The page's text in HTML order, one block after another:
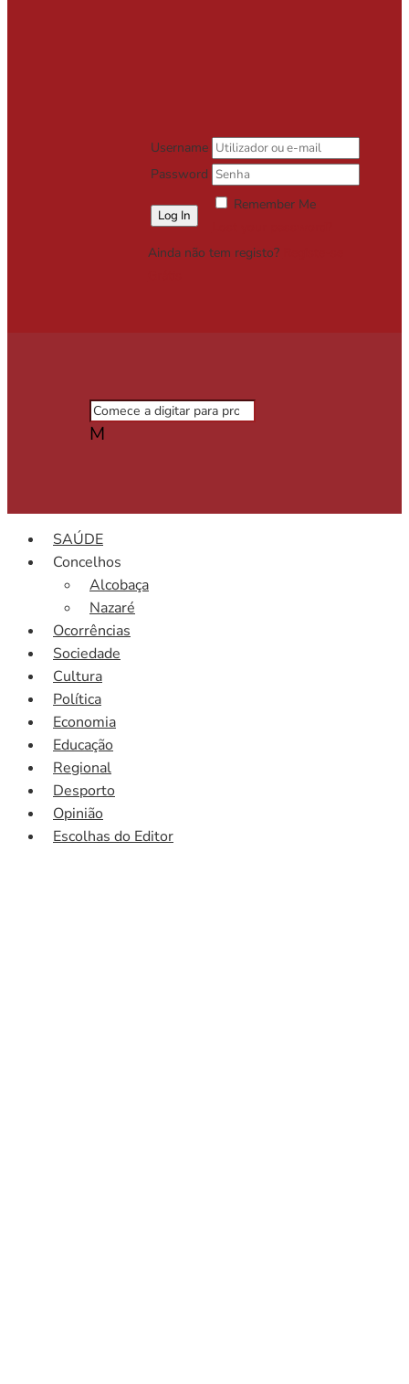
Username
Password
Remember Me
Ainda não tem registo?
M
SAÚDE
Concelhos
Alcobaça
Nazaré
Ocorrências
Sociedade
Cultura
Política
Economia
Educação
Regional
Desporto
Opinião
Escolhas do Editor